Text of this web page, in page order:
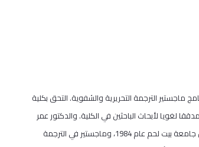
ماجستير الترجمة التحريرية والشفوية. التحق بكلية
ومدققا لغويا لأبحاث الباحثين في الكلية. والدكتور عمر
حاصل على درجة البكالوريوس في اللغة الإنجليزية وآدابها ودبلوم اختصاص في تدريس اللغة الإنجليزية للصفوف الثانوية من جامعة بيت لحم عام 1984، وماجستير في الترجمة